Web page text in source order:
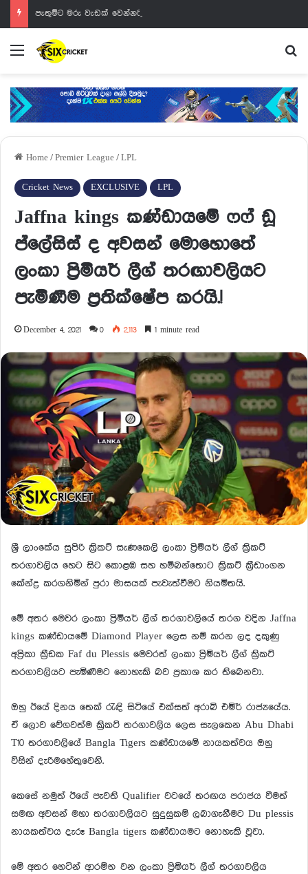
පැතුම්ට මරු වැඩක් වෙන්නයි යන්නේ
Menu
Home / Premier League / LPL
Cricket News EXCLUSIVE LPL
Jaffna kings කණ්ඩායමේ ෆෆ් ඩූ
ප්ලේසිස් ද අවසන් මොහොතේ
ලංකා ප්‍රිමියර් ලීග් තරඟාවලියට
පැමිණීම ප්‍රතික්ෂේප කරයි.!
December 4, 2021 0 2,113 1 minute read
ශ්‍රී ලාංකේය සුපිරි ක්‍රිකට් සැණකෙලි ලංකා ප්‍රිමියර් ලීග් ක්‍රිකට්
තරගාවලිය හෙට සිට කොළඹ සහ හම්බන්තොට ක්‍රිකට් ක්‍රීඩාංගන
කේන්ද්‍ර කරගනිමින් පුරා මාසයක් පැවැත්වීමට නියමිතයි.
මේ අතර මෙවර ලංකා ප්‍රිමියර් ලීග් තරගාවලියේ තරග වදින Jaffna
kings කණ්ඩායමේ Diamond Player ලෙස නම් කරන ලද දකුණු
අප්‍රිකා ක්‍රීඩක Faf du Plessis මෙවරත් ලංකා ප්‍රිමියර් ලීග් ක්‍රිකට්
තරගාවලියට පැමිණීමට නොහැකි බව ප්‍රකාශ කර තිබෙනවා.
ඔහු ඊයේ දිනය තෙක් රැඳි සිටියේ එක්සත් අරාබි එමිර් රාජ්‍යයේය.
ඒ ලොව වේගවත්ම ක්‍රිකට් තරගාවලිය ලෙස සැලකෙන Abu Dhabi
T10 තරගාවලියේ Bangla Tigers කණ්ඩායමේ නායකත්වය ඔහු
විසින් දැරිමහේතුවෙනි.
කෙසේ නමුත් ඊයේ පැවති Qualifier වටයේ තරඟය පරාජය වීමත්
සමඟ අවසන් මහා තරගාවලියට සුදුසුකම් ලබාගැනීමට Du plessis
නායකත්වය දැරූ Bangla tigers කණ්ඩායමට නොහැකි වූවා.
මේ අතර හෙටින් ආරම්භ වන ලංකා ප්‍රිමියර් ලීග් තරගාවලිය